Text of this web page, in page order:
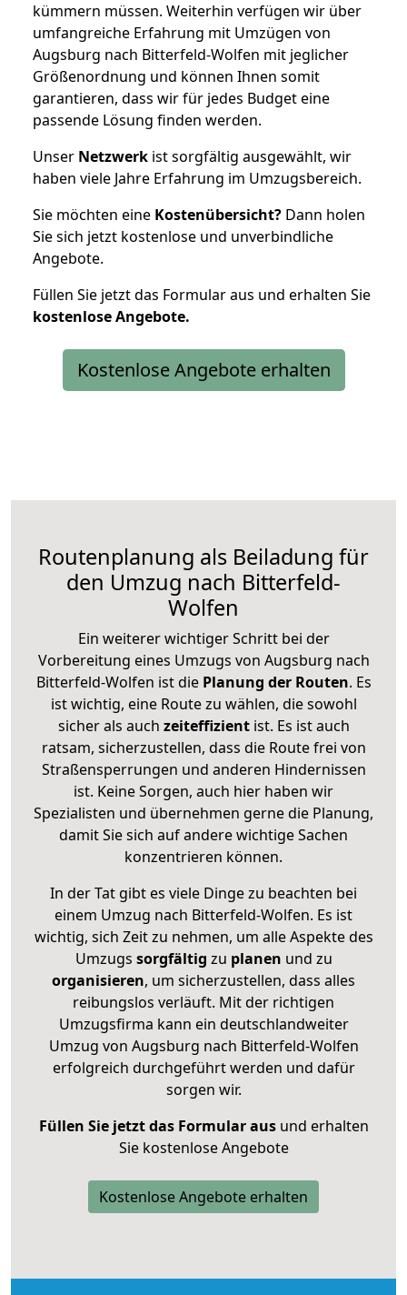
kümmern müssen. Weiterhin verfügen wir über
umfangreiche Erfahrung mit Umzügen von
Augsburg nach Bitterfeld-Wolfen mit jeglicher
Größenordnung und können Ihnen somit
garantieren, dass wir für jedes Budget eine
passende Lösung finden werden.
Unser Netzwerk ist sorgfältig ausgewählt, wir
haben viele Jahre Erfahrung im Umzugsbereich.
Sie möchten eine Kostenübersicht? Dann holen
Sie sich jetzt kostenlose und unverbindliche
Angebote.
Füllen Sie jetzt das Formular aus und erhalten Sie
kostenloseAngebote.
Kostenlose Angebote erhalten
Routenplanung als Beiladung für
den Umzug nach Bitterfeld-
Wolfen
Ein weiterer wichtiger Schritt bei der
Vorbereitung eines Umzugs von Augsburg nach
Bitterfeld-Wolfen ist diePlanung der Routen. Es
ist wichtig, eine Route zu wählen, die sowohl
sicher als auch zeiteffizientist. Es ist auch
ratsam, sicherzustellen, dass die Route frei von
Straßensperrungen und anderen Hindernissen
ist. Keine Sorgen, auch hier haben wir
Spezialisten und übernehmen gerne die Planung,
damit Sie sich auf andere wichtige Sachen
konzentrieren können.
In der Tat gibt es viele Dinge zu beachten bei
einem Umzug nach Bitterfeld-Wolfen. Es ist
wichtig, sich Zeit zu nehmen, um alle Aspekte des
Umzugs sorgfältig zu planen und zu
organisieren, um sicherzustellen, dass alles
reibungslos verläuft. Mit der richtigen
Umzugsfirma kann ein deutschlandweiter
Umzug von Augsburg nach Bitterfeld-Wolfen
erfolgreich durchgeführt werden und dafür
sorgen wir.
Füllen Sie jetzt das Formular ausund erhalten
Sie kostenlose Angebote
Kostenlose Angebote erhalten